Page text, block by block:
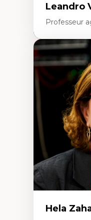
Leandro
Professeur
Expertises
Amérique
Théories
Théories de
Économie
Théories
Transition
Énergies
Hela